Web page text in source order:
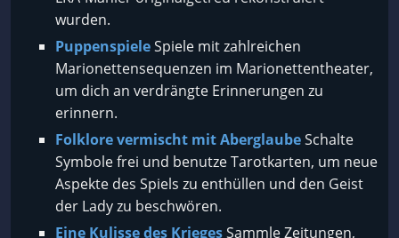
wurden.
PuppenspieleSpiele mit zahlreichen
Marionettensequenzen im Marionettentheater,
um dich an verdrängte Erinnerungen zu
erinnern.
Folklore vermischt mit AberglaubeSchalte
Symbole frei und benutze Tarotkarten, um neue
Aspekte des Spiels zu enthüllen und den Geist
der Lady zu beschwören.
Eine Kulisse des KriegesSammle Zeitungen,